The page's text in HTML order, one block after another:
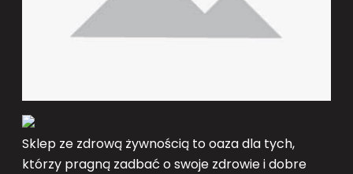
Sklep ze zdrową żywnością to oaza dla tych,
którzy pragną zadbać o swoje zdrowie i dobre